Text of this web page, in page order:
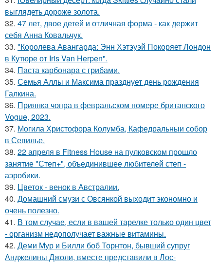
выглядеть дороже золота.
32. 47 лет, двое детей и отличная форма - как держит
себя Анна Ковальчук.
33. "Королева Авангарда: Энн Хэтэуэй Покоряет Лондон
в Кутюре от Iris Van Herpen".
34. Паста карбонара с грибами.
35. Семья Аллы и Максима празднует день рождения
Галкина.
36. Приянка чопра в февральском номере британского
Vogue, 2023.
37. Могила Христофора Колумба, Кафедральныи собор
в Севилье.
38. 22 апреля в Fitness House на пулковском прошло
занятие "Степ+", объединившее любителей степ -
аэробики.
39. Цветок - венок в Австралии.
40. Домашний смузи с Овсянкой выходит экономно и
очень полезно.
41. В том случае, если в вашей тарелке только один цвет
- организм недополучает важные витамины.
42. Деми Мур и Билли боб Торнтон, бывший супруг
Анджелины Джоли, вместе представили в Лос-